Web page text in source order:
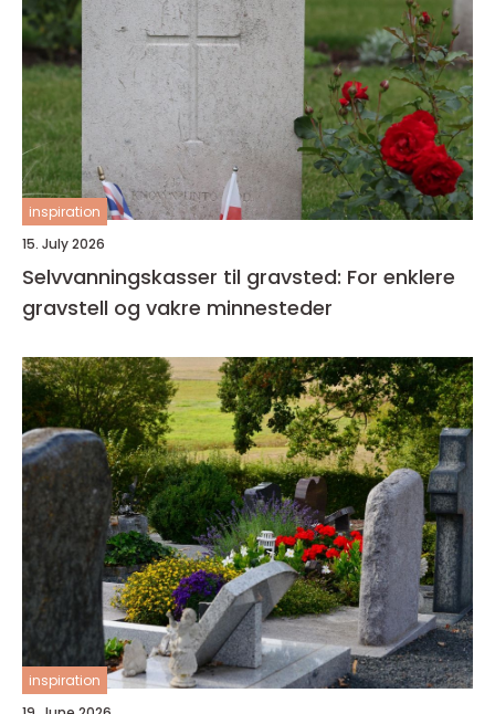
inspiration
15. July 2026
Selvvanningskasser til gravsted: For enklere
gravstell og vakre minnesteder
inspiration